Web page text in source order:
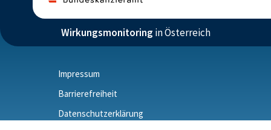
Wirkungsmonitoring in Österreich
Impressum
Barrierefreiheit
Datenschutzerklärung